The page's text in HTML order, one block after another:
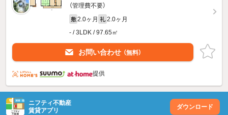
（管理費不要）
敷 2.0ヶ月 礼 2.0ヶ月
- / 3LDK / 97.65㎡
お問い合わせ （無料）
提供
ニフティ不動産
賃貸アプリ
ダウンロード